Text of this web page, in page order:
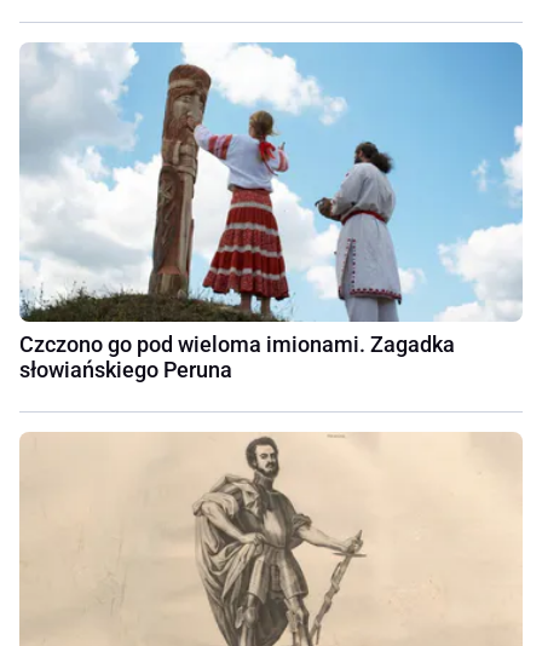
Czczono go pod wieloma imionami. Zagadka
słowiańskiego Peruna